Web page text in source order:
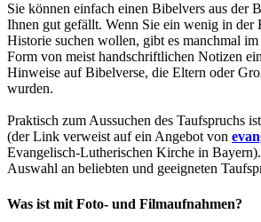
Sie können einfach einen Bibelvers aus der
Ihnen gut gefällt. Wenn Sie ein wenig in der
Historie suchen wollen, gibt es manchmal
Form von meist handschriftlichen Notizen
Hinweise auf Bibelverse, die Eltern oder
wurden.
Praktisch zum Aussuchen des Taufspruchs
(der Link verweist auf ein Angebot von
Evangelisch-Lutherischen Kirche in
Auswahl an beliebten und geeigneten
Was ist mit Foto- und Filmaufnahmen?